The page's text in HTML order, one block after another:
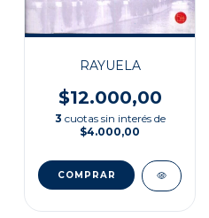
RAYUELA
$12.000,00
3 cuotas sin interés de
$4.000,00